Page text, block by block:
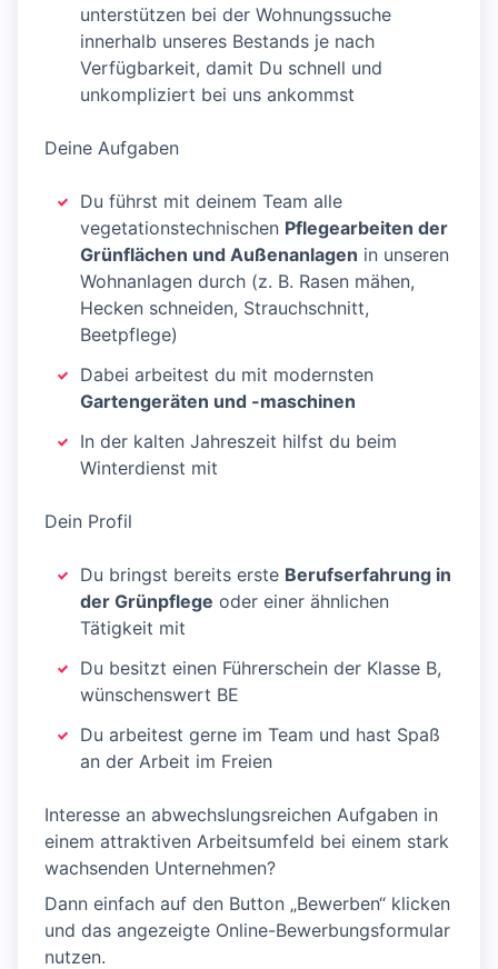
unterstützen bei der Wohnungssuche
innerhalb unseres Bestands je nach
Verfügbarkeit, damit Du schnell und
unkompliziert bei uns ankommst
Deine Aufgaben
Du führst mit deinem Team alle
vegetationstechnischen Pflegearbeiten der
Grünflächen und Außenanlagen in unseren
Wohnanlagen durch (z. B. Rasen mähen,
Hecken schneiden, Strauchschnitt,
Beetpflege)
Dabei arbeitest du mit modernsten
Gartengeräten und -maschinen
In der kalten Jahreszeit hilfst du beim
Winterdienst mit
Dein Profil
Du bringst bereits erste Berufserfahrung in
der Grünpflege oder einer ähnlichen
Tätigkeit mit
Du besitzt einen Führerschein der Klasse B,
wünschenswert BE
Du arbeitest gerne im Team und hast Spaß
an der Arbeit im Freien
Interesse an abwechslungsreichen Aufgaben in
einem attraktiven Arbeitsumfeld bei einem stark
wachsenden Unternehmen?
Dann einfach auf den Button „Bewerben“ klicken
und das angezeigte Online-Bewerbungsformular
nutzen.